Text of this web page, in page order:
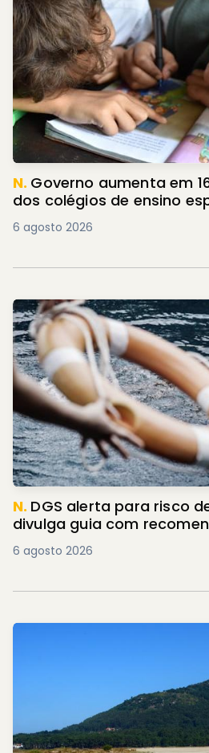
N. Governo aumenta em
dos colégios de ensino
6 agosto 2026
N. DGS alerta para risco
divulga guia com
6 agosto 2026